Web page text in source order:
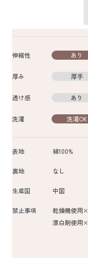
伸縮性 あり
厚み 厚手
透け感 あり
洗濯 洗濯OK
表地 綿100%
裏地 なし
生産国 中国
禁止事項
乾燥機使用×
漂白剤使用×